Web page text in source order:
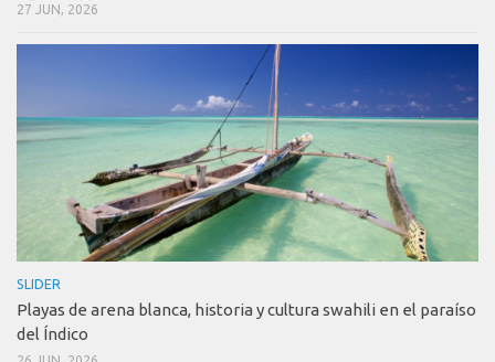
27 JUN, 2026
SLIDER
Playas de arena blanca, historia y cultura swahili en el paraíso
del Índico